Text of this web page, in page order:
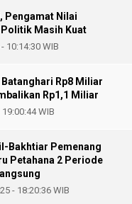
Pengamat Nilai
Masih Kuat
10:14:30 WIB
Batanghari Rp8 Miliar
Rp1,1 Miliar
WIB
Bakhtiar Pemenang
Petahana 2 Periode
- 18:20:36 WIB